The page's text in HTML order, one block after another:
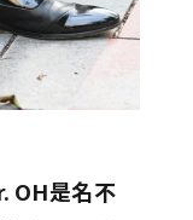
OH是名不